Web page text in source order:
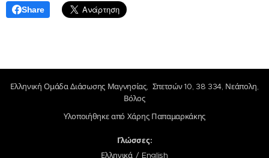
Share
Ελληνική Ομάδα Διάσωσης Μαγνησίας, Σπετσών 10, 38 334, Νεάπολη,
Βόλος
Υλοποιήθηκε από Χάρης Παπαμαρκάκης
Γλώσσες
Ελληνικά
English